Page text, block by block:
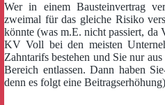
Wer in einem Bausteinvertrag
zweimal für das gleiche Risiko
könnte (was m.E. nicht passiert, da
KV Voll bei den meisten
Zahntarifs bestehen und Sie nur
Bereich entlassen. Dann haben
denn es folgt eine